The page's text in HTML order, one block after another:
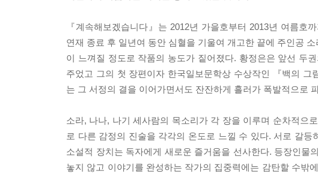
『계속해보겠습니다』는 2012년 가을호부터 2013년 여름호
연재 종료 후 일년여 동안 심혈을 기울여 개고한 끝에 주인공
이 느껴질 정도로 작품의 농도가 짙어졌다. 황정은은 앞선 두
주었고 그의 첫 장편이자 한국일보문학상 수상작인 『백의 그
는 그 서정의 결을 이어가면서도 잔잔하게 흘러가 폭발적으로
소라, 나나, 나기 세사람의 목소리가 각 장을 이루며 순차적으
로 다른 감정의 진술을 각각의 온도로 느낄 수 있다. 서로 갈
소설적 장치는 독자에게 새로운 즐거움을 선사한다. 등장인
놓지 않고 이야기를 완성하는 작가의 집중력에는 감탄할 수밖